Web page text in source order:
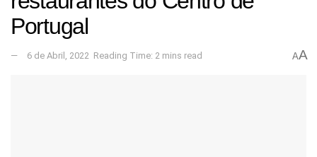
Portugal
6 de Abril, 2022 Reading Time: 2 mins read AA